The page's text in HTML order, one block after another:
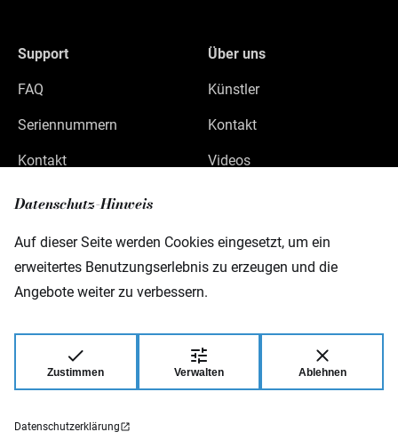
Datenschutz-Hinweis
Auf dieser Seite werden Cookies eingesetzt, um ein
erweitertes Benutzungserlebnis zu erzeugen und die
Angebote weiter zu verbessern.
Zustimmen Verwalten Ablehnen
Datenschutzerklärung
Support
FAQ
Seriennummern
Kontakt
Über uns
Künstler
Kontakt
Videos
Gewerbepark 46
D-08258 Markneukirchen
© 2026 Warwick GmbH & Co Music Equipment
KG.